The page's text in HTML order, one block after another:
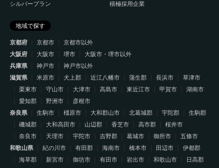
シルバープラン
積極採用企業
地域で探す
京都府
京都市
京都市以外
大阪府
大阪市 堺市
大阪市・堺市以外
兵庫県
神戸市
神戸市以外
滋賀県
米原市 犬上郡 近江八幡市 蒲生郡 長浜市
草津市
栗東市
守山市 大津市 高島市 東近江市 甲賀市
湖南市
愛知郡
野洲市
彦根市
奈良県
生駒市 橿原市 大和郡山市 北葛城郡 宇陀郡
生駒郡
磯城郡
大和高田市 山辺郡 香芝市 高市郡
桜井市
奈良市
天理市 宇陀市 吉野郡 葛城市 御所市
五條市
和歌山県
紀の川市 有田郡 海南市 橋本市 田辺市
伊都郡
海草郡
新宮市 御坊市 有田市 岩出市 和歌山市
日高郡